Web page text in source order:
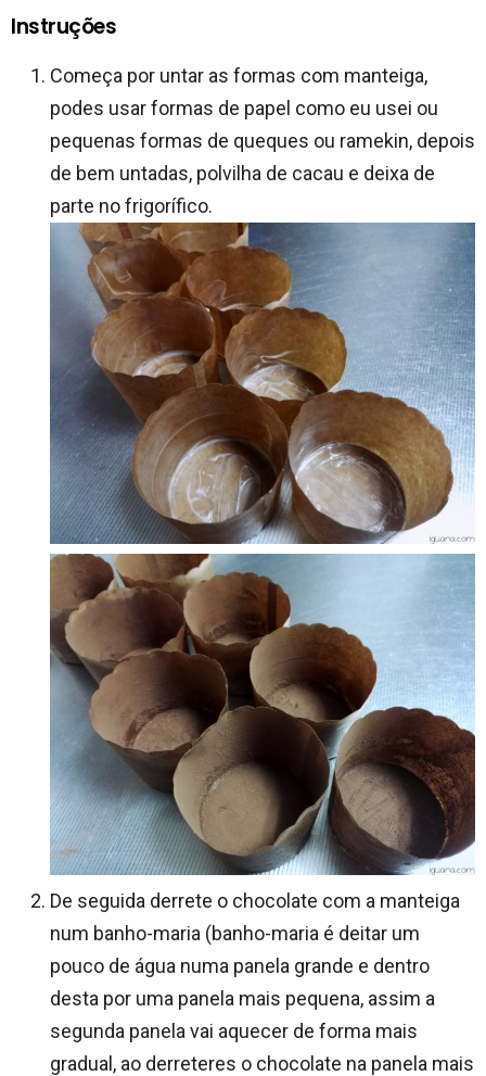
Instruções
Começa por untar as formas com manteiga,
podes usar formas de papel como eu usei ou
pequenas formas de queques ou ramekin, depois
de bem untadas, polvilha de cacau e deixa de
parte no frigorífico.
De seguida derrete o chocolate com a manteiga
num banho-maria (banho-maria é deitar um
pouco de água numa panela grande e dentro
desta por uma panela mais pequena, assim a
segunda panela vai aquecer de forma mais
gradual, ao derreteres o chocolate na panela mais